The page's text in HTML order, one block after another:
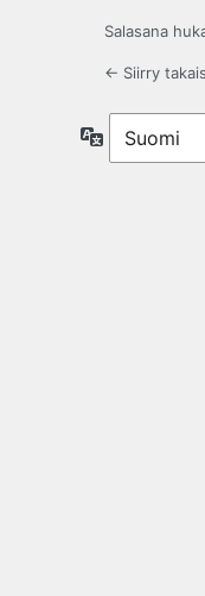
Salasana
← Siirry
Kieli